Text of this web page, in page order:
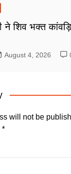
ने शिव भक्त
August 4, 2026
will not be
*